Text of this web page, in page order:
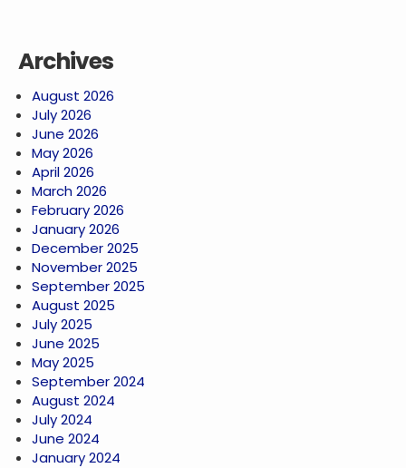
Archives
August 2026
July 2026
June 2026
May 2026
April 2026
March 2026
February 2026
January 2026
December 2025
November 2025
September 2025
August 2025
July 2025
June 2025
May 2025
September 2024
August 2024
July 2024
June 2024
January 2024